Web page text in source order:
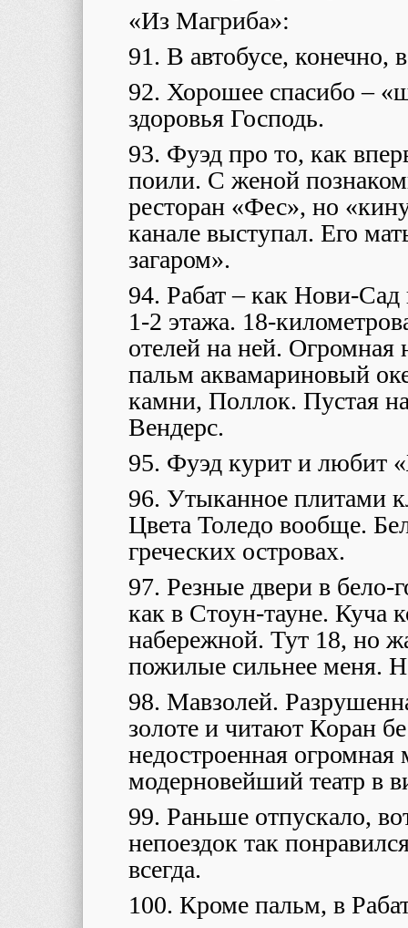
«Из Магриба»:
91. В автобусе, конечно,
92. Хорошее спасибо –
здоровья Господь.
93. Фуэд про то, как
поили. С женой
ресторан «Фес», но
канале выступал. Его
загаром».
94. Рабат – как Нови-
1-2 этажа. 18-
отелей на ней. Огромная
пальм аквамариновый
камни, Поллок. Пустая
Вендерс.
95. Фуэд курит и любит
96. Утыканное плитами
Цвета Толедо вообще.
греческих островах.
97. Резные двери в бело-
как в Стоун-тауне. Куча
набережной. Тут 18, но
пожилые сильнее меня.
98. Мавзолей.
золоте и читают Коран
недостроенная огромная
модерновейший театр в
99. Раньше отпускало,
непоездок так
всегда.
100. Кроме пальм, в